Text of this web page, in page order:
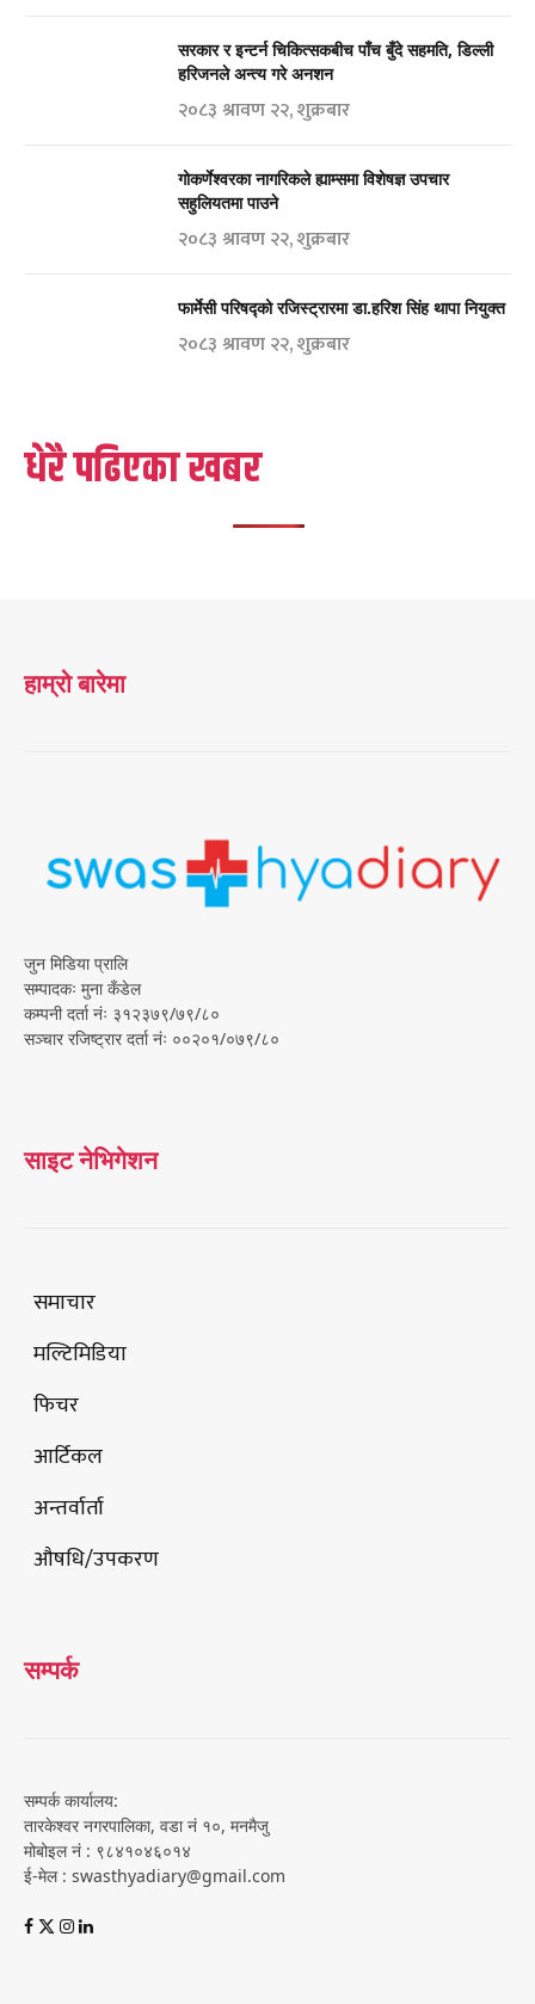
सरकार र इन्टर्न चिकित्सकबीच पाँच बुँदे सहमति, डिल्ली
हरिजनले अन्त्य गरे अनशन
२०८३ श्रावण २२, शुक्रबार
गोकर्णेश्वरका नागरिकले ह्याम्समा विशेषज्ञ उपचार
सहुलियतमा पाउने
२०८३ श्रावण २२, शुक्रबार
फार्मेसी परिषद्को रजिस्ट्रारमा डा.हरिश सिंह थापा नियुक्त
२०८३ श्रावण २२, शुक्रबार
धेरै पढिएका खबर
हाम्रो बारेमा
जुन मिडिया प्रालि
सम्पादकः मुना कँडेल
कम्पनी दर्ता नंः ३१२३७९/७९/८०
सञ्चार रजिष्ट्रार दर्ता नंः ००२०१/०७९/८०
साइट नेभिगेशन
समाचार
मल्टिमिडिया
फिचर
आर्टिकल
अन्तर्वार्ता
औषधि/उपकरण
सम्पर्क
सम्पर्क कार्यालय:
तारकेश्वर नगरपालिका, वडा नं १०, मनमैजु
मोबोइल नं : ९८४१०४६०१४
ई-मेल : swasthyadiary@gmail.com